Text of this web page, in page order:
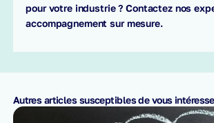
pour votre industrie ? Contactez nos
accompagnement sur mesure.
Autres articles susceptibles de vous